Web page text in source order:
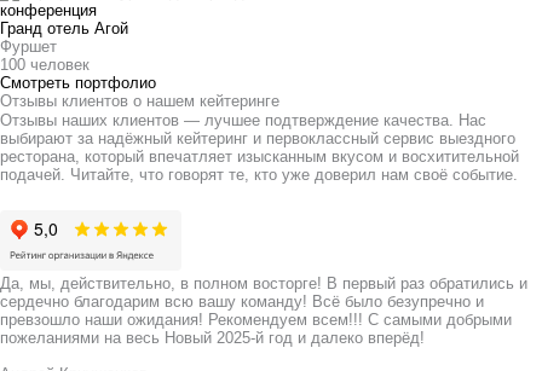
конференция
Гранд отель Агой
Фуршет
100 человек
Смотреть портфолио
Отзывы клиентов о нашем кейтеринге
Отзывы наших клиентов — лучшее подтверждение качества. Нас
выбирают за надёжный кейтеринг и первоклассный сервис выездного
ресторана, который впечатляет изысканным вкусом и восхитительной
подачей. Читайте, что говорят те, кто уже доверил нам своё событие.
Да, мы, действительно, в полном восторге! В первый раз обратились и
сердечно благодарим всю вашу команду! Всё было безупречно и
превзошло наши ожидания! Рекомендуем всем!!! С самыми добрыми
пожеланиями на весь Новый 2025-й год и далеко вперёд!